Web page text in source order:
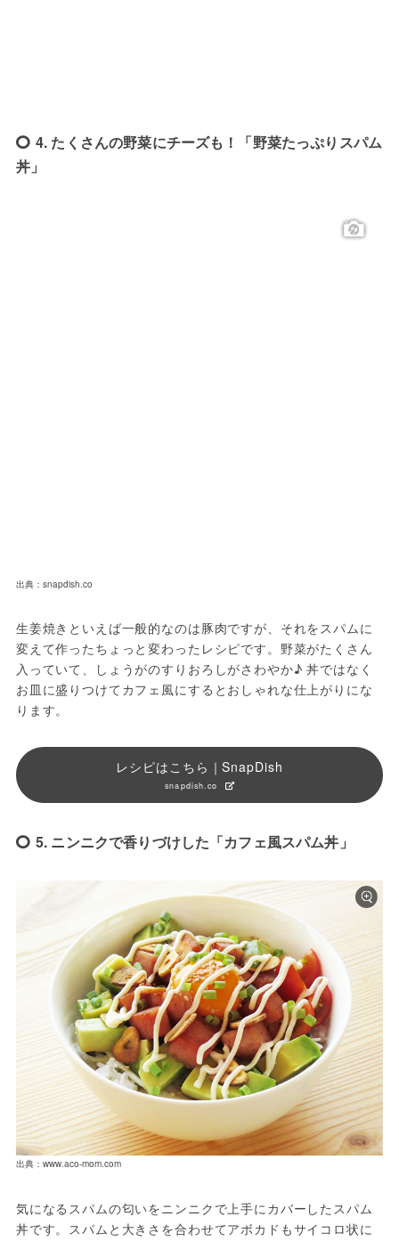
4. たくさんの野菜にチーズも！「野菜たっぷりスパム
丼」
出典：snapdish.co
生姜焼きといえば一般的なのは豚肉ですが、それをスパムに
変えて作ったちょっと変わったレシピです。野菜がたくさん
入っていて、しょうがのすりおろしがさわやか♪ 丼ではなく
お皿に盛りつけてカフェ風にするとおしゃれな仕上がりにな
ります。
レシピはこちら｜SnapDish
snapdish.co
5. ニンニクで香りづけした「カフェ風スパム丼」
出典：www.aco-mom.com
気になるスパムの匂いをニンニクで上手にカバーしたスパム
丼です。スパムと大きさを合わせてアボカドもサイコロ状に